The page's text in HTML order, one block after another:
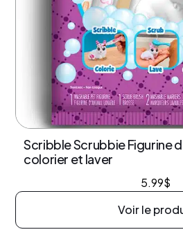
Scribble Scrubbie Figurine
colorier et laver
5.99$
Voir le